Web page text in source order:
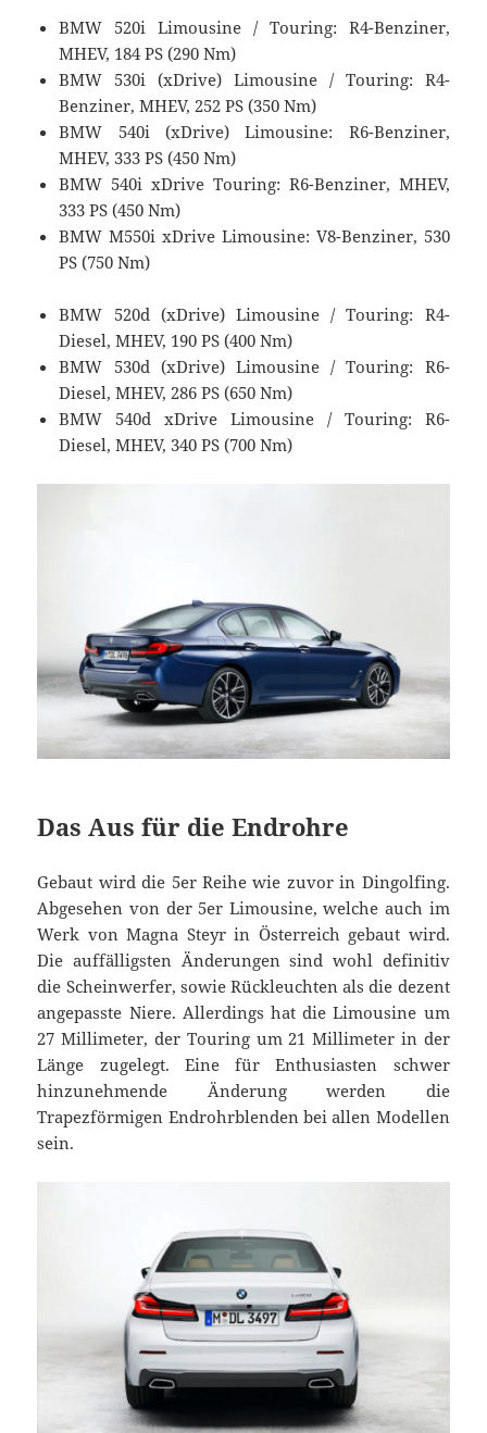
BMW 520i Limousine / Touring: R4-Benziner,
MHEV, 184 PS (290 Nm)
BMW 530i (xDrive) Limousine / Touring: R4-
Benziner, MHEV, 252 PS (350 Nm)
BMW 540i (xDrive) Limousine: R6-Benziner,
MHEV, 333 PS (450 Nm)
BMW 540i xDrive Touring: R6-Benziner, MHEV,
333 PS (450 Nm)
BMW M550i xDrive Limousine: V8-Benziner, 530
PS (750 Nm)
BMW 520d (xDrive) Limousine / Touring: R4-
Diesel, MHEV, 190 PS (400 Nm)
BMW 530d (xDrive) Limousine / Touring: R6-
Diesel, MHEV, 286 PS (650 Nm)
BMW 540d xDrive Limousine / Touring: R6-
Diesel, MHEV, 340 PS (700 Nm)
Das Aus für die Endrohre
Gebaut wird die 5er Reihe wie zuvor in Dingolfing.
Abgesehen von der 5er Limousine, welche auch im
Werk von Magna Steyr in Österreich gebaut wird.
Die auffälligsten Änderungen sind wohl definitiv
die Scheinwerfer, sowie Rückleuchten als die dezent
angepasste Niere. Allerdings hat die Limousine um
27 Millimeter, der Touring um 21 Millimeter in der
Länge zugelegt. Eine für Enthusiasten schwer
hinzunehmende Änderung werden die
Trapezförmigen Endrohrblenden bei allen Modellen
sein.